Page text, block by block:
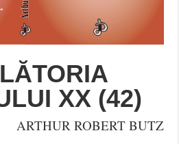
XX (42)
ARTHUR ROBERT BUTZ